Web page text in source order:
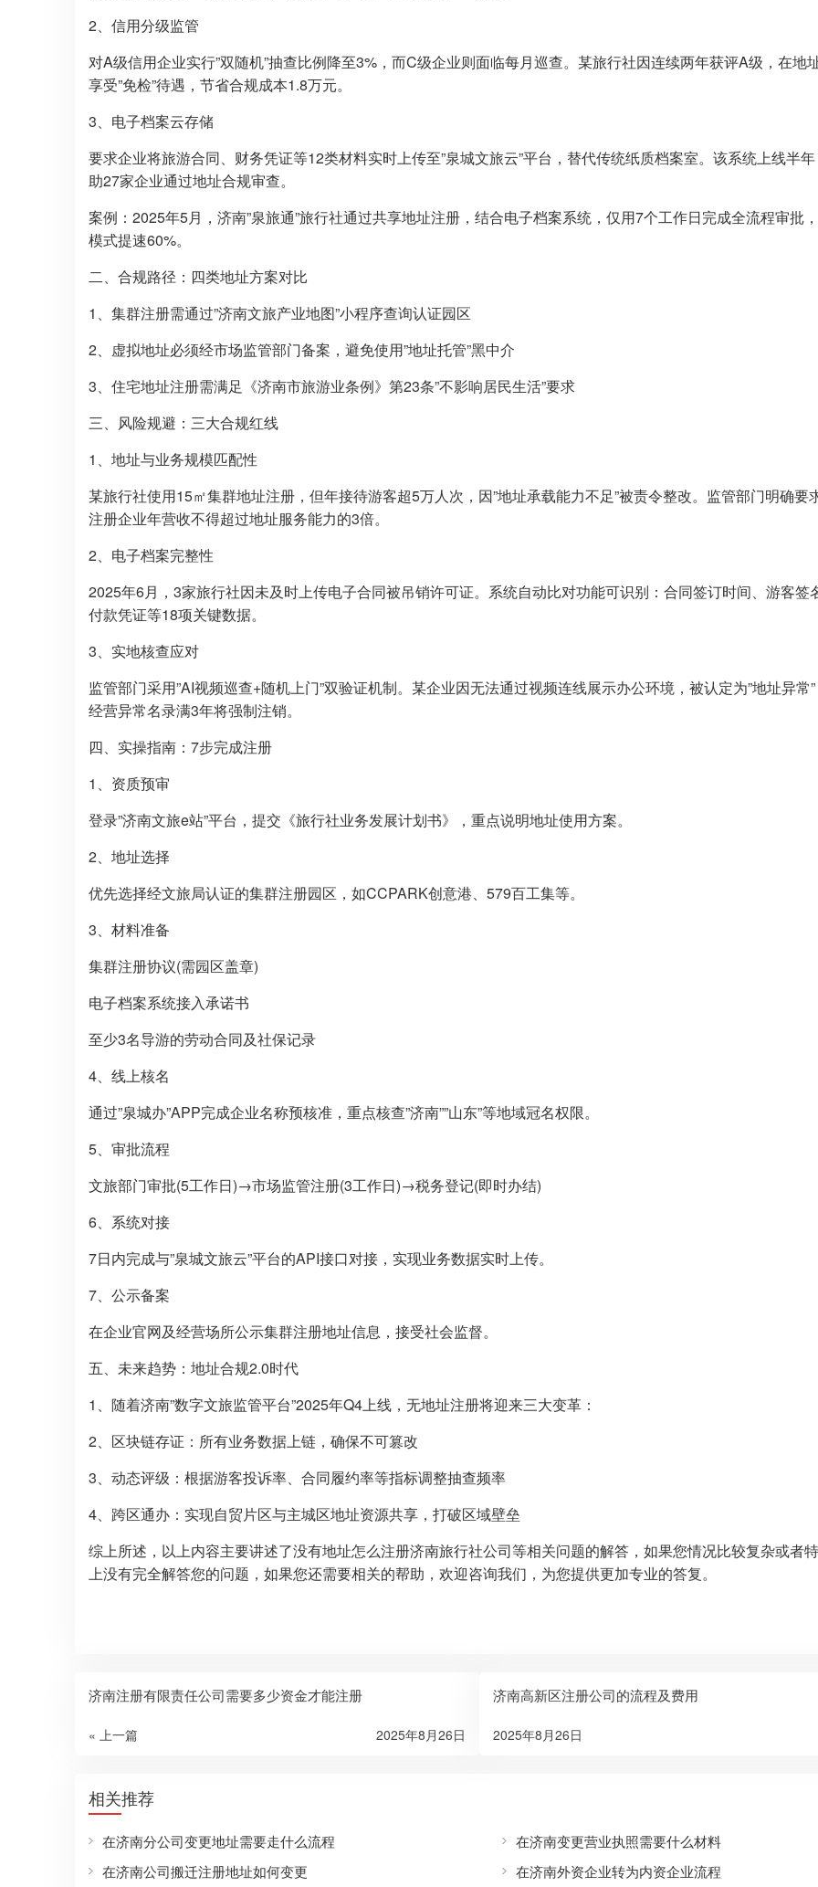
2、信用分级监管
对A级信用企业实行”双随机”抽查比例降至3%，而C级企业则面临每月巡查。某旅行社因连续两年获评A级，在地
享受”免检”待遇，节省合规成本1.8万元。
3、电子档案云存储
要求企业将旅游合同、财务凭证等12类材料实时上传至”泉城文旅云”平台，替代传统纸质档案室。该系统上线半
助27家企业通过地址合规审查。
案例：2025年5月，济南”泉旅通”旅行社通过共享地址注册，结合电子档案系统，仅用7个工作日完成全流程审批
模式提速60%。
二、合规路径：四类地址方案对比
1、集群注册需通过”济南文旅产业地图”小程序查询认证园区
2、虚拟地址必须经市场监管部门备案，避免使用”地址托管”黑中介
3、住宅地址注册需满足《济南市旅游业条例》第23条”不影响居民生活”要求
三、风险规避：三大合规红线
1、地址与业务规模匹配性
某旅行社使用15㎡集群地址注册，但年接待游客超5万人次，因”地址承载能力不足”被责令整改。监管部门明确要
注册企业年营收不得超过地址服务能力的3倍。
2、电子档案完整性
2025年6月，3家旅行社因未及时上传电子合同被吊销许可证。系统自动比对功能可识别：合同签订时间、游客签
付款凭证等18项关键数据。
3、实地核查应对
监管部门采用”AI视频巡查+随机上门”双验证机制。某企业因无法通过视频连线展示办公环境，被认定为”地址异常
经营异常名录满3年将强制注销。
四、实操指南：7步完成注册
1、资质预审
登录”济南文旅e站”平台，提交《旅行社业务发展计划书》，重点说明地址使用方案。
2、地址选择
优先选择经文旅局认证的集群注册园区，如CCPARK创意港、579百工集等。
3、材料准备
集群注册协议(需园区盖章)
电子档案系统接入承诺书
至少3名导游的劳动合同及社保记录
4、线上核名
通过”泉城办”APP完成企业名称预核准，重点核查”济南””山东”等地域冠名权限。
5、审批流程
文旅部门审批(5工作日)→市场监管注册(3工作日)→税务登记(即时办结)
6、系统对接
7日内完成与”泉城文旅云”平台的API接口对接，实现业务数据实时上传。
7、公示备案
在企业官网及经营场所公示集群注册地址信息，接受社会监督。
五、未来趋势：地址合规2.0时代
1、随着济南”数字文旅监管平台”2025年Q4上线，无地址注册将迎来三大变革：
2、区块链存证：所有业务数据上链，确保不可篡改
3、动态评级：根据游客投诉率、合同履约率等指标调整抽查频率
4、跨区通办：实现自贸片区与主城区地址资源共享，打破区域壁垒
综上所述，以上内容主要讲述了没有地址怎么注册济南旅行社公司等相关问题的解答，如果您情况比较复杂或者
上没有完全解答您的问题，如果您还需要相关的帮助，欢迎咨询我们，为您提供更加专业的答复。
济南注册有限责任公司需要多少资金才能注册
« 上一篇 2025年8月26日
济南高新区注册公司的流程及费用
2025年8月26日
相关推荐
在济南分公司变更地址需要走什么流程
在济南变更营业执照需要什么材料
在济南公司搬迁注册地址如何变更
在济南外资企业转为内资企业流程